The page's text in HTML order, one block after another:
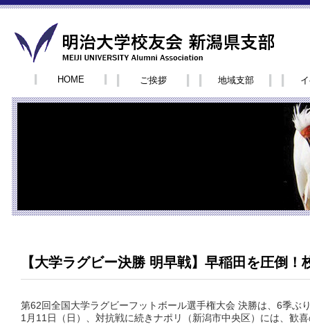
HOME ご挨拶 地域支部
【大学ラグビー決勝 明早戦】早稲田を圧倒！
第62回全国大学ラグビーフットボール選手権大会 決勝は、6季ぶ
1月11日（日）、対抗戦に続きナポリ（新潟市中央区）には、歓